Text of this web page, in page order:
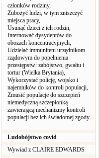
członków rodziny,
Zubożyć ludzi, w tym zniszczyć
miejsca pracy,
Usunąć dzieci z ich rodzin,
Internować dysydentów do
obozach koncentracyjnych,
Udzielać immunitetu urzędnikom
rządowym do popełnienia
przestępstw: zabójstwo, gwałtu i
tortur (Wielka Brytania),
Wykorzystać policję, wojsko i
najemników do kontroli populacji,
Zmusić populacje do szczepień
niemedyczną szczepionką
zawierającą mechanizmy kontroli
populacji bez ich świadomej zgody
Ludobójstwo covid
Wywiad z CLAIRE EDWARDS